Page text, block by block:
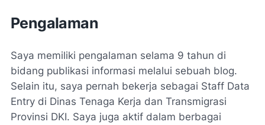
Pengalaman
Saya memiliki pengalaman selama 9 tahun di
bidang publikasi informasi melalui sebuah blog.
Selain itu, saya pernah bekerja sebagai Staff Data
Entry di Dinas Tenaga Kerja dan Transmigrasi
Provinsi DKI. Saya juga aktif dalam berbagai